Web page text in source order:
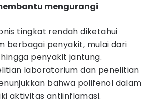
mengurangi
tingkat rendah diketahui
berbagai penyakit, mulai dari
penyakit jantung.
laboratorium dan penelitian
bahwa polifenol dalam
aktivitas antiinflamasi.